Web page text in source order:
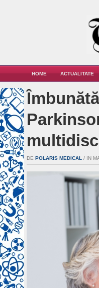
HOME ACTUALITATE
DE POLARIS MEDICAL / IN